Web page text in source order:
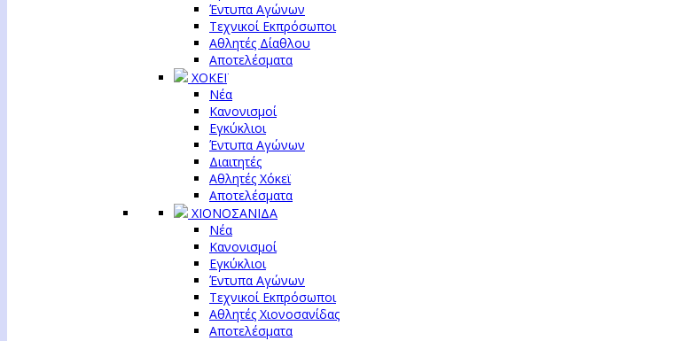
Έντυπα Αγώνων
Τεχνικοί Εκπρόσωποι
Αθλητές Δίαθλου
Αποτελέσματα
ΧΟΚΕΪ
Νέα
Κανονισμοί
Εγκύκλιοι
Έντυπα Αγώνων
Διαιτητές
Αθλητές Χόκεϊ
Αποτελέσματα
ΧΙΟΝΟΣΑΝΙΔΑ
Νέα
Κανονισμοί
Εγκύκλιοι
Έντυπα Αγώνων
Τεχνικοί Εκπρόσωποι
Αθλητές Χιονοσανίδας
Αποτελέσματα